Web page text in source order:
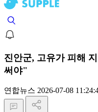
진안군, 고유가 피해
써야"
연합뉴스 2026-07-08